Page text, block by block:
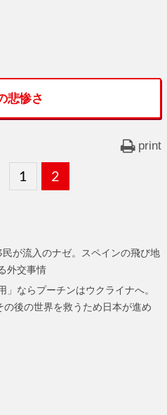
悲惨さ
print
固
ー
ジ
1 ,
固
ー
ジ
2
が流入のナゼ。スペインの飛び地
外交事情
」ならプーチンはウクライナへ。
の後の世界を救うため日本が進め